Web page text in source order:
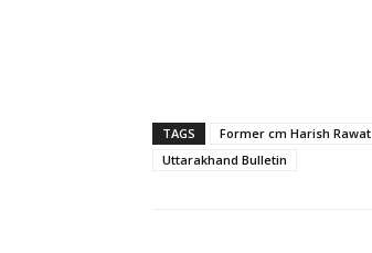
TAGS Former cm Harish Rawat
Uttarakhand Bulletin